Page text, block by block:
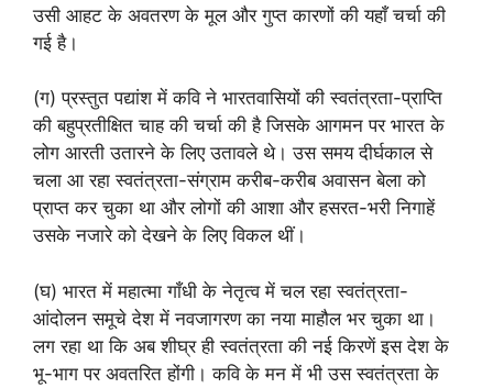
उसी आहट के अवतरण के मूल और गुप्त कारणों की यहाँ चर्चा की
गई है।
(ग) प्रस्तुत पद्यांश में कवि ने भारतवासियों की स्वतंत्रता-प्राप्ति
की बहुप्रतीक्षित चाह की चर्चा की है जिसके आगमन पर भारत के
लोग आरती उतारने के लिए उतावले थे। उस समय दीर्घकाल से
चला आ रहा स्वतंत्रता-संग्राम करीब-करीब अवासन बेला को
प्राप्त कर चुका था और लोगों की आशा और हसरत-भरी निगाहें
उसके नजारे को देखने के लिए विकल थीं।
(घ) भारत में महात्मा गाँधी के नेतृत्व में चल रहा स्वतंत्रता-
आंदोलन समूचे देश में नवजागरण का नया माहौल भर चुका था।
लग रहा था कि अब शीघ्र ही स्वतंत्रता की नई किरणें इस देश के
भू-भाग पर अवतरित होंगी। कवि के मन में भी उस स्वतंत्रता के